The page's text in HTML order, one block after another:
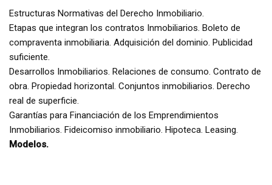
Estructuras Normativas del Derecho Inmobiliario.
Etapas que integran los contratos Inmobiliarios. Boleto de
compraventa inmobiliaria. Adquisición del dominio. Publicidad
suficiente.
Desarrollos Inmobiliarios. Relaciones de consumo. Contrato de
obra. Propiedad horizontal. Conjuntos inmobiliarios. Derecho
real de superficie.
Garantías para Financiación de los Emprendimientos
Inmobiliarios. Fideicomiso inmobiliario. Hipoteca. Leasing.
Modelos.